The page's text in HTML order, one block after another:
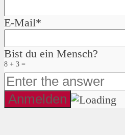
E-Mail*
Bist du ein Mensch?
8 + 3 =